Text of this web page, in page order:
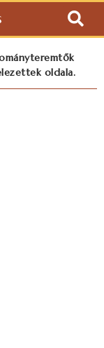
oldala.